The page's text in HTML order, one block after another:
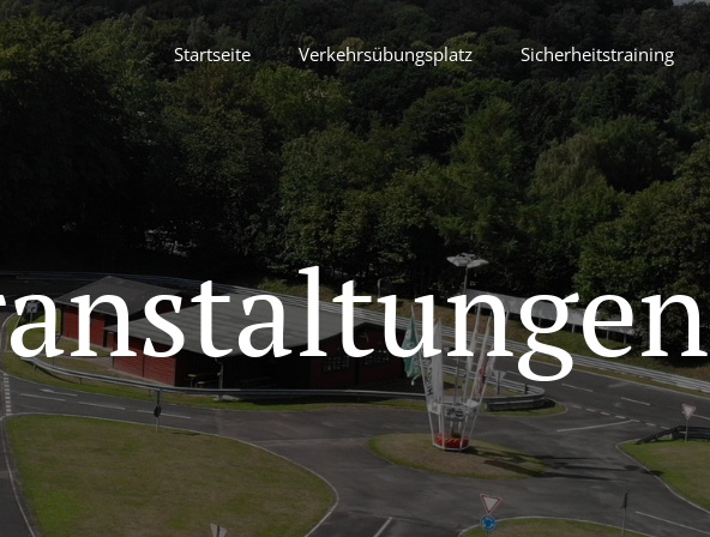
Startseite Verkehrsübungsplatz Sicherheitstraining